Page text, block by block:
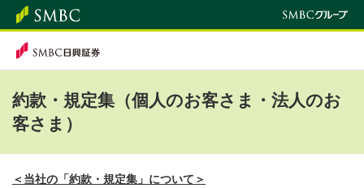
約款・規定集（個人のお客さま・法人のお
客さま）
＜当社の「約款・規定集」について＞